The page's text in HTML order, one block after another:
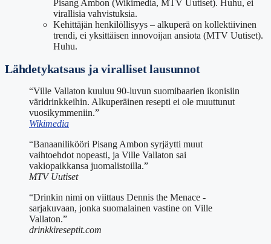
Pisang Ambon (Wikimedia, MTV Uutiset). Huhu, ei
virallisia vahvistuksia.
Kehittäjän henkilöllisyys – alkuperä on kollektiivinen
trendi, ei yksittäisen innovoijan ansiota (MTV Uutiset).
Huhu.
Lähdetykatsaus ja viralliset lausunnot
“Ville Vallaton kuuluu 90-luvun suomibaarien ikonisiin
väridrinkkeihin. Alkuperäinen resepti ei ole muuttunut
vuosikymmeniin.”
Wikimedia
“Banaanilikööri Pisang Ambon syrjäytti muut
vaihtoehdot nopeasti, ja Ville Vallaton sai
vakiopaikkansa juomalistoilla.”
MTV Uutiset
“Drinkin nimi on viittaus Dennis the Menace -
sarjakuvaan, jonka suomalainen vastine on Ville
Vallaton.”
drinkkireseptit.com